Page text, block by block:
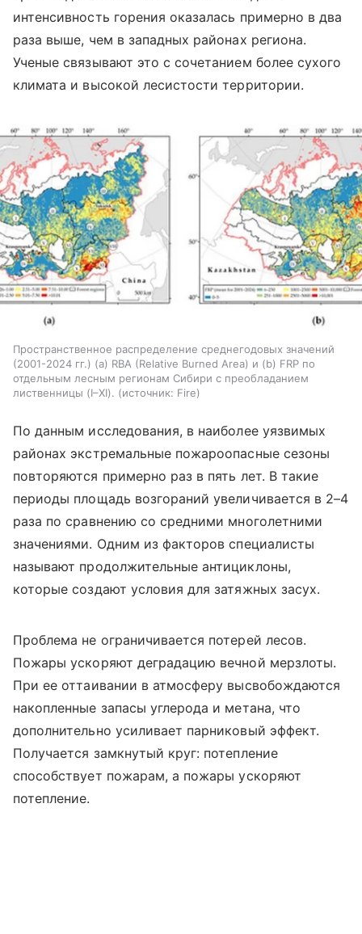
интенсивность горения оказалась примерно в два
раза выше, чем в западных районах региона.
Ученые связывают это с сочетанием более сухого
климата и высокой лесистости территории.
Пространственное распределение среднегодовых значений
(2001-2024 гг.) (а) RBA (Relative Burned Area) и (b) FRP по
отдельным лесным регионам Сибири с преобладанием
лиственницы (I–XI).
источник: Fire
По данным исследования, в наиболее уязвимых
районах экстремальные пожароопасные сезоны
повторяются примерно раз в пять лет. В такие
периоды площадь возгораний увеличивается в 2–4
раза по сравнению со средними многолетними
значениями. Одним из факторов специалисты
называют продолжительные антициклоны,
которые создают условия для затяжных засух.
Проблема не ограничивается потерей лесов.
Пожары ускоряют деградацию вечной мерзлоты.
При ее оттаивании в атмосферу высвобождаются
накопленные запасы углерода и метана, что
дополнительно усиливает парниковый эффект.
Получается замкнутый круг: потепление
способствует пожарам, а пожары ускоряют
потепление.